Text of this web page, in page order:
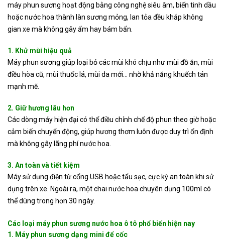
máy phun sương hoạt động bằng công nghệ siêu âm, biến tinh dầu
hoặc nước hoa thành làn sương mỏng, lan tỏa đều khắp không
gian xe mà không gây ẩm hay bám bẩn.
1. Khử mùi hiệu quả
Máy phun sương giúp loại bỏ các mùi khó chịu như mùi đồ ăn, mùi
điều hòa cũ, mùi thuốc lá, mùi da mới… nhờ khả năng khuếch tán
mạnh mẽ.
2. Giữ hương lâu hơn
Các dòng máy hiện đại có thể điều chỉnh chế độ phun theo giờ hoặc
cảm biến chuyển động, giúp hương thơm luôn được duy trì ổn định
mà không gây lãng phí nước hoa.
3. An toàn và tiết kiệm
Máy sử dụng điện từ cổng USB hoặc tẩu sạc, cực kỳ an toàn khi sử
dụng trên xe. Ngoài ra, một chai nước hoa chuyên dụng 100ml có
thể dùng trong hơn 30 ngày.
Các loại máy phun sương nước hoa ô tô phổ biến hiện nay
1. Máy phun sương dạng mini để cốc